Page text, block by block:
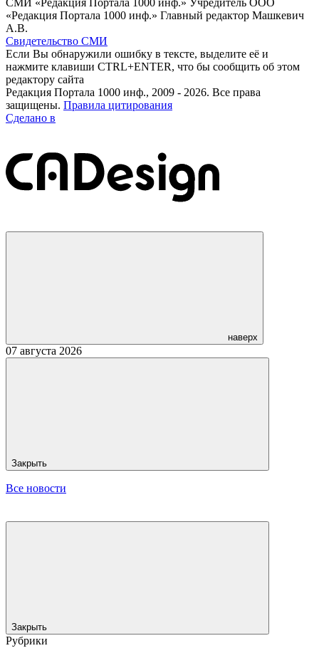
«Редакция Портала 1000 инф.» Главный редактор Машкевич
А.В.
Свидетельство СМИ
Если Вы обнаружили ошибку в тексте, выделите её и
нажмите клавиши CTRL+ENTER, что бы сообщить об этом
редактору сайта
Редакция Портала 1000 инф., 2009 - 2026. Все права
защищены. Правила цитирования
Сделано в
наверх
07 августа 2026
Закрыть
Все новости
Закрыть
Рубрики